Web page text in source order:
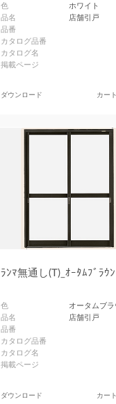
色
ホワイト
品名
店舗引戸
品番
カタログ品番
カタログ名
掲載ページ
ダウンロード カー
ﾗﾝﾏ無通し(T)_ｵｰﾀﾑﾌﾞﾗｳﾝ
色
オータムブ
品名
店舗引戸
品番
カタログ品番
カタログ名
掲載ページ
ダウンロード カー